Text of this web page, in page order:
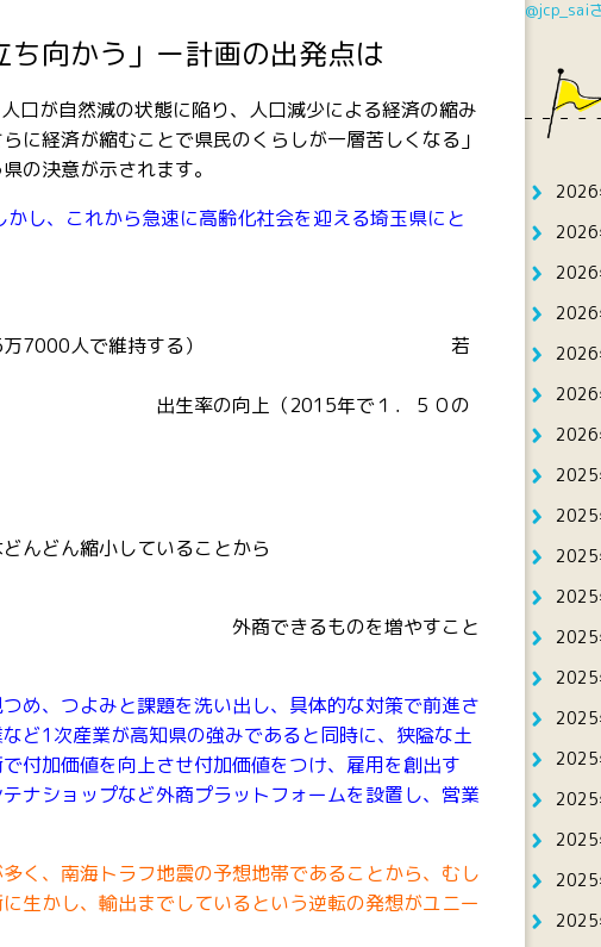
ち向かう」ー計画の出発点は
口が自然減の状態に陥り、人口減少による経済の縮み
に経済が縮むことで県民のくらしが一層苦しくなる」
の決意が示されます。
し、これから急速に高齢化社会を迎える埼玉県にと
年で55万7000人で維持する） 若
2015年で１．５０の
んどん縮小していることから
のを増やすこと
め、つよみと課題を洗い出し、具体的な対策で前進さ
ど1次産業が高知県の強みであると同時に、狭隘な土
付加価値を向上させ付加価値をつけ、雇用を創出す
ナショップなど外商プラットフォームを設置し、営業
く、南海トラフ地震の予想地帯であることから、むし
生かし、輸出までしているという逆転の発想がユニー
@jcp_sai
2026
2026
2026
2026
2026
2026
2026
2025
2025
2025
2025
2025
2025
2025
2025
2025
2025
2025
2025